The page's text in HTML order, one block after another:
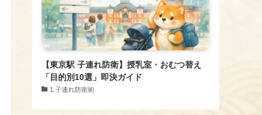
【東京駅 子連れ防衛】授乳室・おむつ替え
「目的別10選」即決ガイド
1.子連れ防衛術